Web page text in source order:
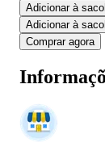
Adicionar à
Adicionar à
Comprar agora